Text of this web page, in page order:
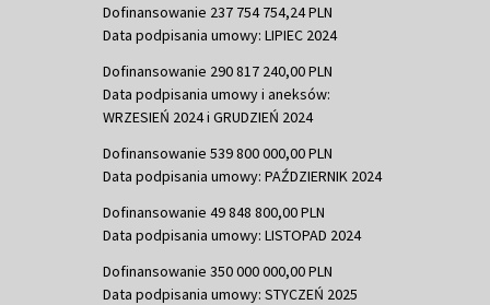
Dofinansowanie 237 754 754,24 PLN
Data podpisania umowy: LIPIEC 2024
Dofinansowanie 290 817 240,00 PLN
Data podpisania umowy i aneksów:
WRZESIEŃ 2024 i GRUDZIEŃ 2024
Dofinansowanie 539 800 000,00 PLN
Data podpisania umowy: PAŹDZIERNIK 2024
Dofinansowanie 49 848 800,00 PLN
Data podpisania umowy: LISTOPAD 2024
Dofinansowanie 350 000 000,00 PLN
Data podpisania umowy: STYCZEŃ 2025